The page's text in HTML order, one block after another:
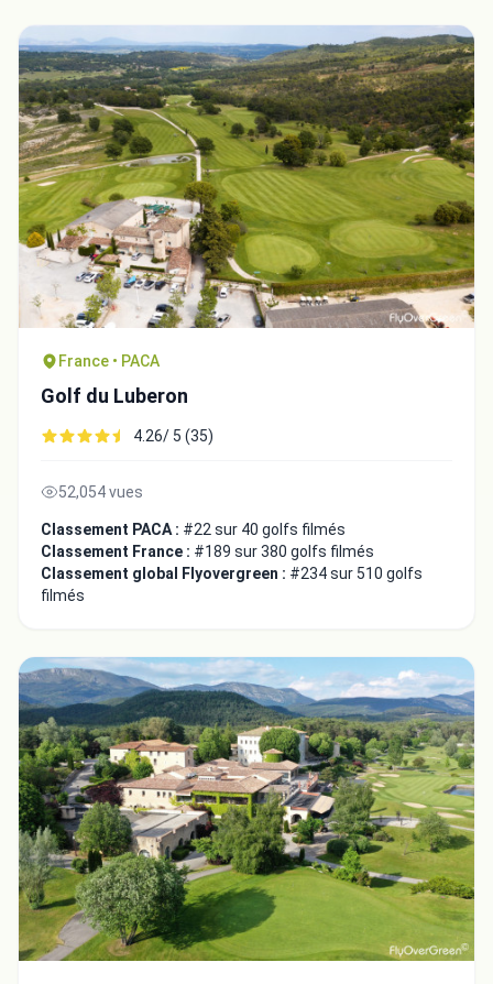
France • PACA
Golf du Luberon
4.26/ 5 (35)
52,054 vues
Classement PACA : #22 sur 40 golfs filmés
Classement France : #189 sur 380 golfs filmés
Classement global Flyovergreen : #234 sur 510 golfs
filmés